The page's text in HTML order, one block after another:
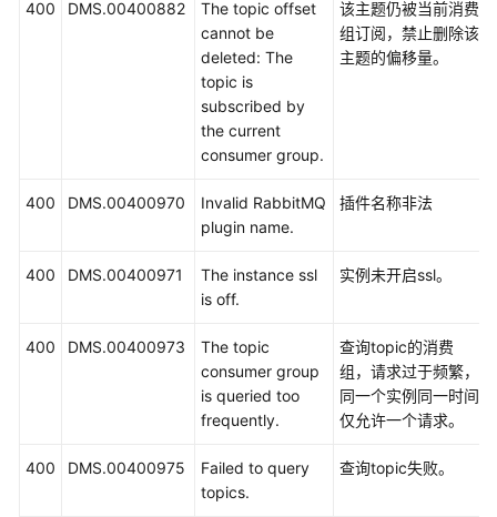
400 DMS.00400882
The topic offset
cannot be
deleted: The
topic is
subscribed by
the current
consumer group.
该主题仍被当前消费
组订阅，禁止删除该
主题的偏移量。
400 DMS.00400970
Invalid RabbitMQ
plugin name.
插件名称非法
400 DMS.00400971
The instance ssl
is off.
实例未开启ssl。
400 DMS.00400973
The topic
consumer group
is queried too
frequently.
查询topic的消费
组，请求过于频繁，
同一个实例同一时间
仅允许一个请求。
400 DMS.00400975
Failed to query
topics.
查询topic失败。